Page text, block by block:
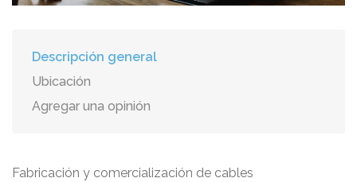
Descripción general
Ubicación
Agregar una opinión
Fabricación y comercialización de cables